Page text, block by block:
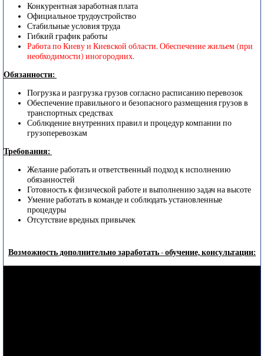
Конкурентная заработная плата
Официальное трудоустройство
Стабильные условия труда
Гибкий график работы
Работа по Киеву и Киевской области. Обеспечение жильем (при
необходимости) иногородних.
Обязанности:
Погрузка и разгрузка грузов согласно расписанию перевозок
Обеспечение правильного и безопасного размещения грузов в
транспортных средствах
Соблюдение внутренних правил и процедур компании по
грузоперевозкам
Требования:
Желание работать и ответственный подход к исполнению
обязанностей
Готовность к физической работе и выполнению задач на высоте
Умение работать в команде и соблюдать установленные
процедуры
Отсутствие вредных привычек
Возможность дополнительно заработать - обучение, консультации: